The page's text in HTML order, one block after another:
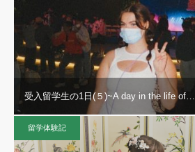
受入留学生の1日(５)~A day in the life of…
留学体験記